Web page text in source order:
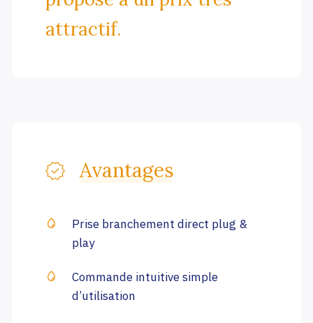
attractif.
Avantages
Prise branchement direct plug &
play
Commande intuitive simple
d’utilisation